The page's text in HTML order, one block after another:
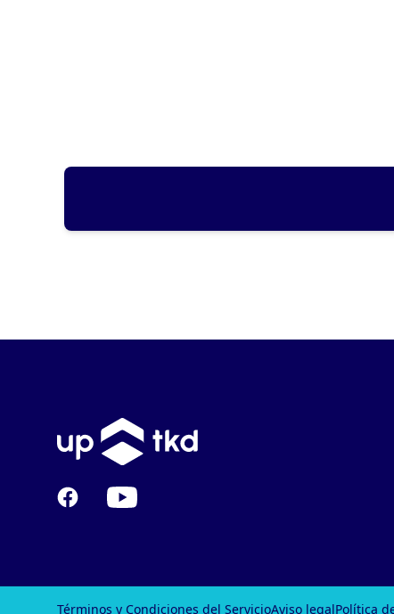
FacebookYouTube
Términos y Condiciones del ServicioAviso legalPolítica